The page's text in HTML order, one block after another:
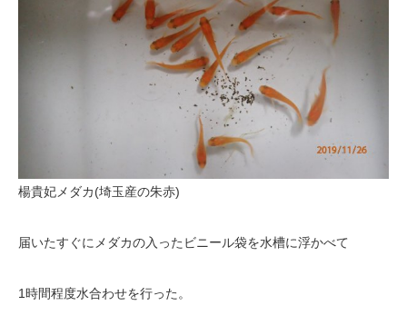
楊貴妃メダカ(埼玉産の朱赤)
届いたすぐにメダカの入ったビニール袋を水槽に浮かべて
1時間程度水合わせを行った。